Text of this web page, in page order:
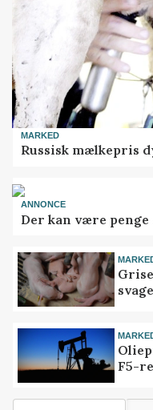
MARKED
Russisk mælkepris
ANNONCE
Der kan være
F5-